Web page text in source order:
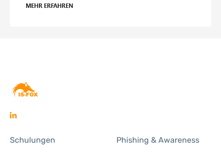
Mehr erfahren
e
Schulungen Phishing & Awareness